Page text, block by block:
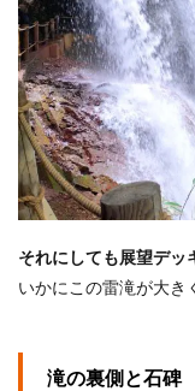
それにしても展望デッ
いかにこの雷滝が大き
滝の裏側と石碑